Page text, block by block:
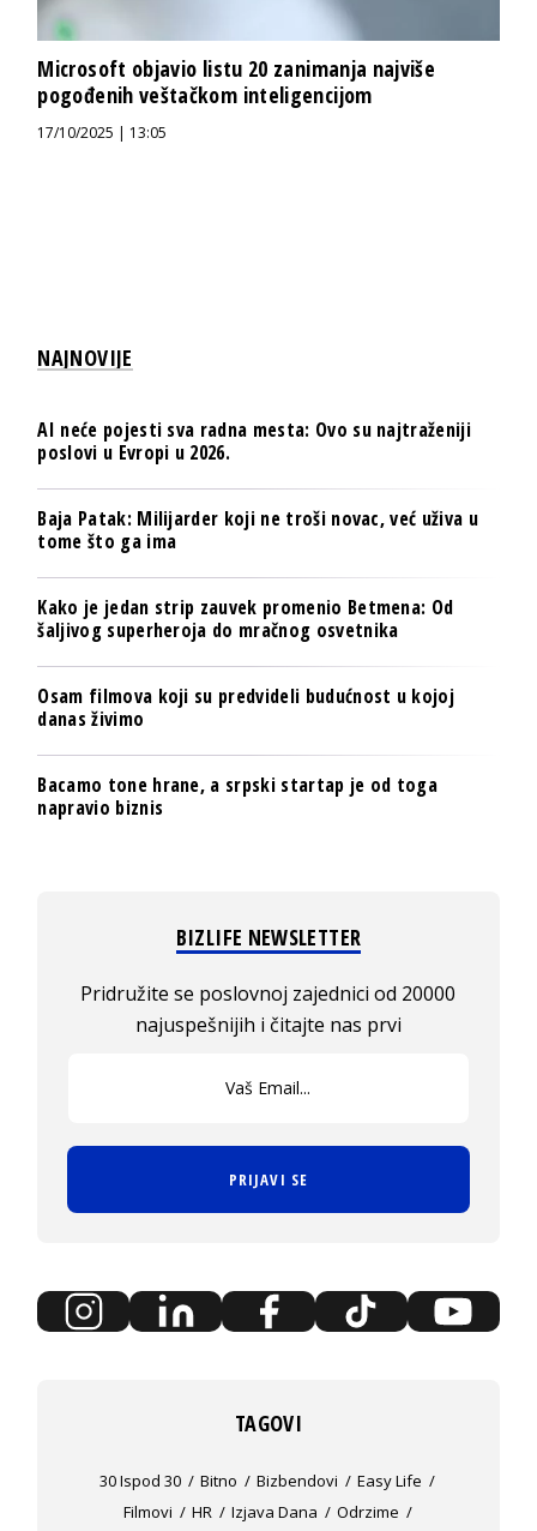
Microsoft objavio listu 20 zanimanja najviše
pogođenih veštačkom inteligencijom
17/10/2025 | 13:05
NAJNOVIJE
AI neće pojesti sva radna mesta: Ovo su najtraženiji
poslovi u Evropi u 2026.
Baja Patak: Milijarder koji ne troši novac, već uživa u
tome što ga ima
Kako je jedan strip zauvek promenio Betmena: Od
šaljivog superheroja do mračnog osvetnika
Osam filmova koji su predvideli budućnost u kojoj
danas živimo
Bacamo tone hrane, a srpski startap je od toga
napravio biznis
BIZLIFE NEWSLETTER
Pridružite se poslovnoj zajednici od 20000
najuspešnijih i čitajte nas prvi
PRIJAVI SE
TAGOVI
30 Ispod 30 Bitno Bizbendovi
Easy Life
Filmovi
HR Izjava Dana
Odrzime